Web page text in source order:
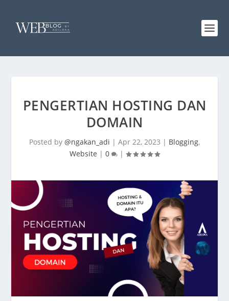
PENGERTIAN HOSTING DAN
DOMAIN
Posted by @ngakan_adi | Apr 22, 2023 | Blogging,
Website | 0 |